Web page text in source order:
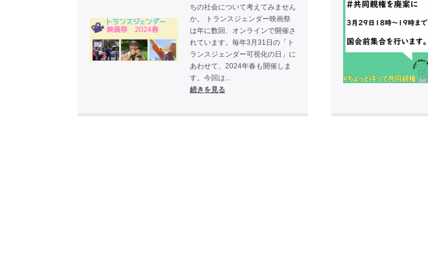
ちの社会について考えてみません
か。 トランスジェンダー映画祭
は年に数回、オンラインで開催さ
れています。毎年3月31日の「ト
ランスジェンダー可視化の日」に
あわせて、2024年春も開催しま
す。今回は...
続きを見る